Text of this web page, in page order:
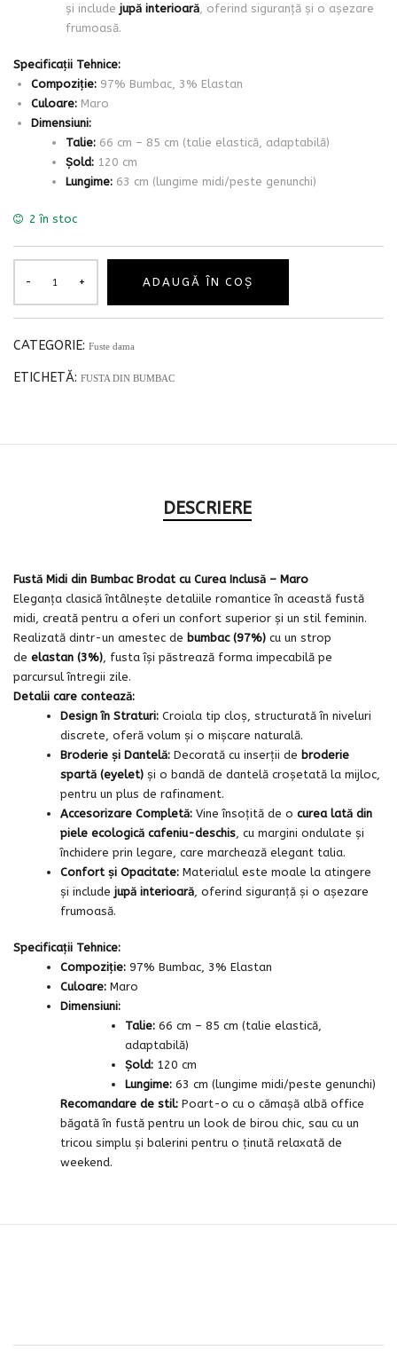
și include jupă interioară, oferind siguranță și o așezare
frumoasă.
Specificații Tehnice:
Compoziție:97% Bumbac, 3% Elastan
Culoare:Maro
Dimensiuni:
Talie:66 cm – 85 cm (talie elastică, adaptabilă)
Șold:120 cm
Lungime:63 cm (lungime midi/peste genunchi)
2 în stoc
ADAUGĂ ÎN COȘ
CATEGORIE: Fuste dama
ETICHETĂ: FUSTA DIN BUMBAC
DESCRIERE
Fustă Midi din Bumbac Brodat cu Curea Inclusă – Maro
Eleganța clasică întâlnește detaliile romantice în această fustă
midi, creată pentru a oferi un confort superior și un stil feminin.
Realizată dintr-un amestec de bumbac (97%) cu un strop
de elastan (3%) , fusta își păstrează forma impecabilă pe
parcursul întregii zile.
Detalii care contează:
Design în Straturi: Croiala tip cloș, structurată în niveluri
discrete, oferă volum și o mișcare naturală.
Broderie și Dantelă: Decorată cu inserții de broderie
spartă (eyelet) și o bandă de dantelă croșetată la mijloc,
pentru un plus de rafinament.
Accesorizare Completă: Vine însoțită de ocurea lată din
piele ecologică cafeniu-deschis , cu margini ondulate și
închidere prin legare, care marchează elegant talia.
Confort și Opacitate: Materialul este moale la atingere
și includejupă interioară , oferind siguranță și o așezare
frumoasă.
Specificații Tehnice:
Compoziție: 97% Bumbac, 3% Elastan
Culoare: Maro
Dimensiuni:
Talie: 66 cm – 85 cm (talie elastică,
adaptabilă)
Șold: 120 cm
Lungime: 63 cm (lungime midi/peste genunchi)
Recomandare de stil: Poart-o cu o cămașă albă office
băgată în fustă pentru un look de birou chic, sau cu un
tricou simplu și balerini pentru o ținută relaxată de
weekend.